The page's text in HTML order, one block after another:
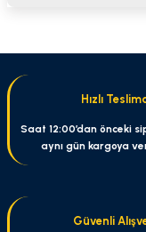
Görüş ve önerileriniz
Ürün resmi kalitesiz,
Ürün açıklamasında
Ürün fiyatı diğer
Bu ürüne benzer
Hızlı
Saat 12:00’dan önceki
aynı gün kargoya
Güvenli